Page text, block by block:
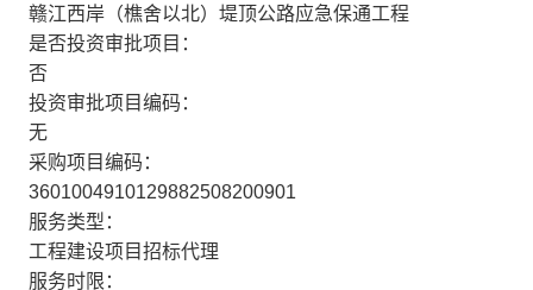
赣江西岸（樵舍以北）堤顶公路应急保通工程
是否投资审批项目：
否
投资审批项目编码：
无
采购项目编码：
3601004910129882508200901
服务类型：
工程建设项目招标代理
服务时限：